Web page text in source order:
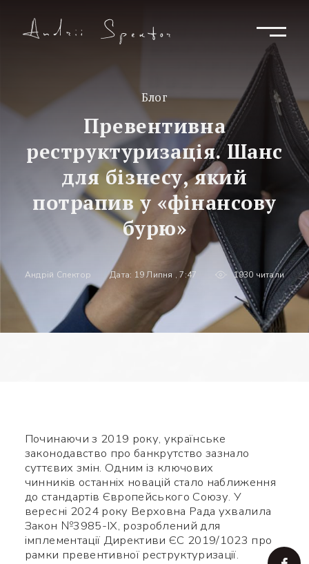
Блог
Превентивна
реструктуризація. Шанс
для бізнесу, який
потрапив у «фінансову
бурю»
Андрій Спектор Дата: 19 Липня , 7:47 1930 читали
Починаючи з 2019 року, українське
законодавство про банкрутство зазнало
суттєвих змін. Одним із ключових
чинників останніх новацій стало наближення
до стандартів Європейського Союзу. У
вересні 2024 року Верховна Рада ухвалила
Закон №3985-IX, розроблений для
імплементації Директиви ЄС 2019/1023 про
рамки превентивної реструктуризації.